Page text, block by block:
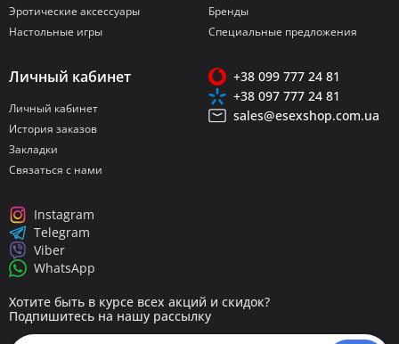
Эротические аксессуары
Настольные игры
Бренды
Специальные предложения
Личный кабинет
Личный кабинет
История заказов
Закладки
Связаться с нами
Хотите быть в курсе всех акций и скидок?
Подпишитесь на нашу рассылку
+38 099 777 24 81
+38 097 777 24 81
sales@esexshop.com.ua
Instagram
Telegram
Viber
WhatsApp